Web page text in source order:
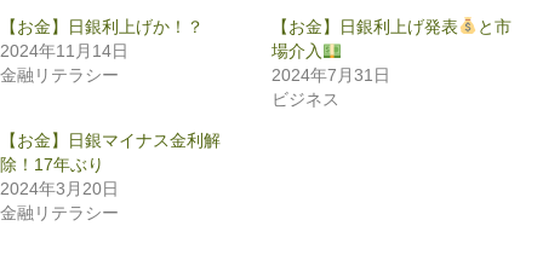
【お金】日銀利上げか！？
2024年11月14日
金融リテラシー
【お金】日銀利上げ発表
と市
場介入
2024年7月31日
ビジネス
【お金】日銀マイナス金利解
除！17年ぶり
2024年3月20日
金融リテラシー